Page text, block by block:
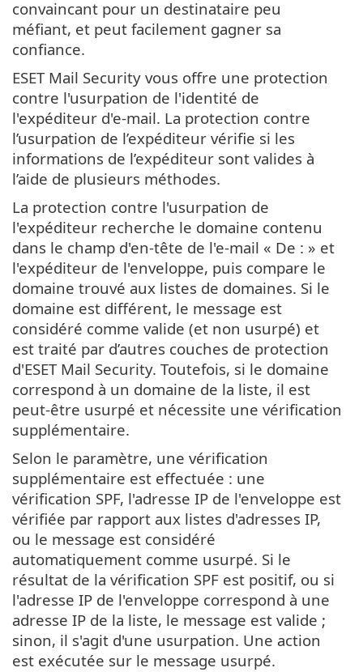
convaincant pour un destinataire peu
méfiant, et peut facilement gagner sa
confiance.
ESET Mail Security vous offre une protection
contre l'usurpation de l'identité de
l'expéditeur d'e-mail. La protection contre
l’usurpation de l’expéditeur vérifie si les
informations de l’expéditeur sont valides à
l’aide de plusieurs méthodes.
La protection contre l'usurpation de
l'expéditeur recherche le domaine contenu
dans le champ d'en-tête de l'e-mail « De : » et
l'expéditeur de l'enveloppe, puis compare le
domaine trouvé aux listes de domaines. Si le
domaine est différent, le message est
considéré comme valide (et non usurpé) et
est traité par d’autres couches de protection
d'ESET Mail Security. Toutefois, si le domaine
correspond à un domaine de la liste, il est
peut-être usurpé et nécessite une vérification
supplémentaire.
Selon le paramètre, une vérification
supplémentaire est effectuée : une
vérification SPF, l'adresse IP de l'enveloppe est
vérifiée par rapport aux listes d'adresses IP,
ou le message est considéré
automatiquement comme usurpé. Si le
résultat de la vérification SPF est positif, ou si
l'adresse IP de l'enveloppe correspond à une
adresse IP de la liste, le message est valide ;
sinon, il s'agit d'une usurpation. Une action
est exécutée sur le message usurpé.